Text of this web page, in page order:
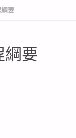
綱要
綱要